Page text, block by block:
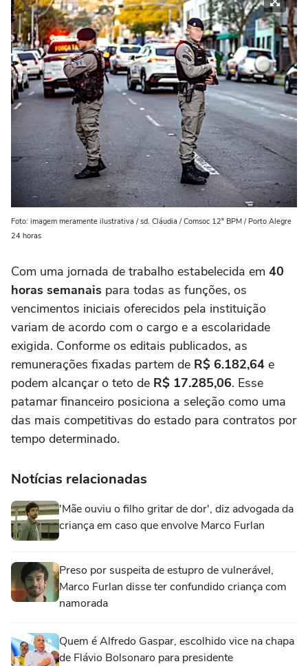
Foto: imagem meramente ilustrativa / sd. Cláudia / Comsoc 12º BPM / Porto Alegre
24 horas
Com uma jornada de trabalho estabelecida em 40
horas semanais para todas as funções, os
vencimentos iniciais oferecidos pela instituição
variam de acordo com o cargo e a escolaridade
exigida. Conforme os editais publicados, as
remunerações fixadas partem de R$ 6.182,64 e
podem alcançar o teto de R$ 17.285,06. Esse
patamar financeiro posiciona a seleção como uma
das mais competitivas do estado para contratos por
tempo determinado.
Notícias relacionadas
'Mãe ouviu o filho gritar de dor', diz advogada da
criança em caso que envolve Marco Furlan
Preso por suspeita de estupro de vulnerável,
Marco Furlan disse ter confundido criança com
namorada
Quem é Alfredo Gaspar, escolhido vice na chapa
de Flávio Bolsonaro para presidente